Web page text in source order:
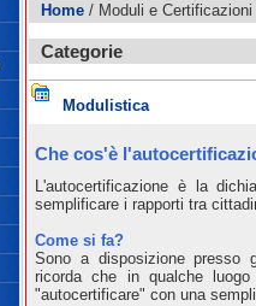
Home / Moduli e Certificazioni
Categorie
Modulistica
Che cos'è
L'autocertificazione è la
semplificare i rapporti tra
Come si fa?
Sono a disposizione presso
ricorda che in qualche
"autocertificare" con una